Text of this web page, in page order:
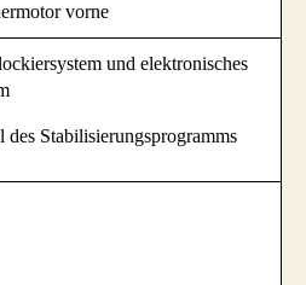
vorne
und elektronisches
des Stabilisierungsprogramms